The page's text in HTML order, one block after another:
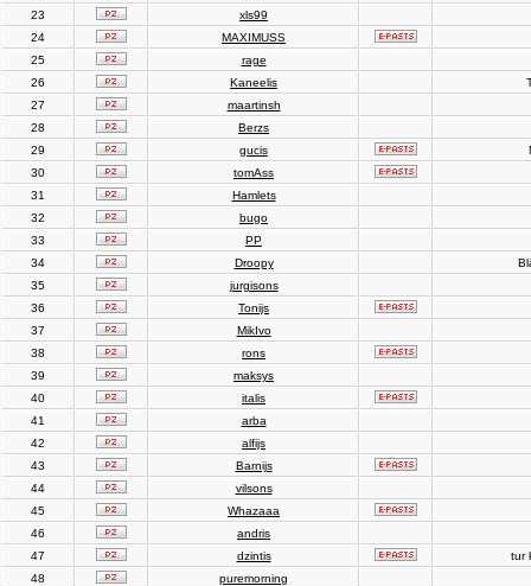
23
xls99
24
MAXIMUSS
25
rage
26
Kaneelis
27
maartinsh
28
Berzs
29
gucis
30
tomAss
31
Hamlets
32
bugo
33
PP
34
Droopy
35
jurgisons
36
Tonijs
37
MikIvo
38
rons
39
maksys
40
italis
41
arba
42
alfijs
43
Barnijs
44
vilsons
45
Whazaaa
46
andris
47
dzintis
tur
48
puremorning